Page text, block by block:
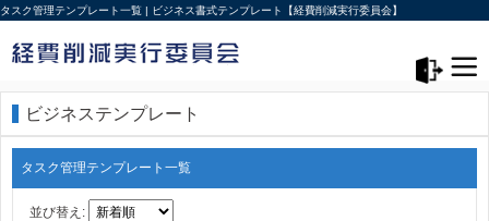
タスク管理テンプレート一覧 | ビジネス書式テンプレート【経費削減実行委員会】
ビジネステンプレート
タスク管理テンプレート一覧
並び替え: